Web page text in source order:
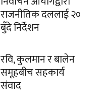
राजनीतिक दललाई २०
बुँदे निर्देशन
रवि, कुलमान र बालेन
समूहबीच सहकार्य
संवाद